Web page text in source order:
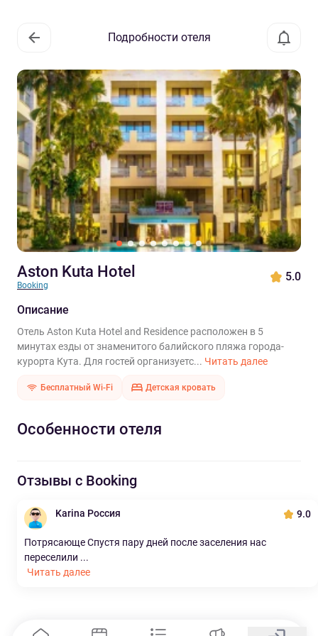
Подробности отеля
Aston Kuta Hotel
Booking
5.0
Описание
Отель Aston Kuta Hotel and Residence расположен в 5
минутах езды от знаменитого балийского пляжа города-
курорта Кута. Для гостей организуетс... Читать далее
Бесплатный Wi-Fi Детская кровать
Особенности отеля
Отзывы с Booking
Karina Россия 9.0
Потрясающе Спустя пару дней после заселения нас
переселили ...
Читать далее